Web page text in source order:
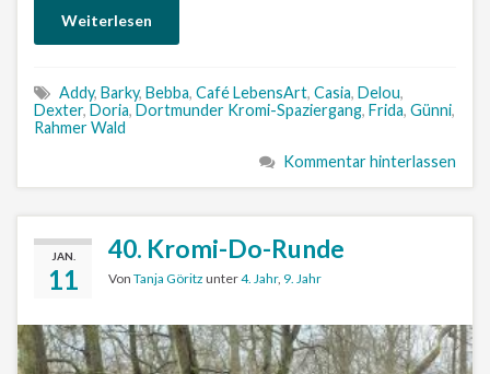
Weiterlesen
Addy, Barky, Bebba, Café LebensArt, Casia, Delou,
Dexter, Doria, Dortmunder Kromi-Spaziergang, Frida, Günni,
Rahmer Wald
Kommentar hinterlassen
JAN.
11
40. Kromi-Do-Runde
Von Tanja Göritz unter4. Jahr, 9. Jahr